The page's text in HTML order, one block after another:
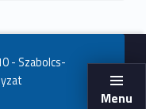
Menu
- Szabolcs-